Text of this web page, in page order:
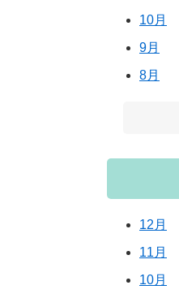
10月
9月
8月
12月
11月
10月